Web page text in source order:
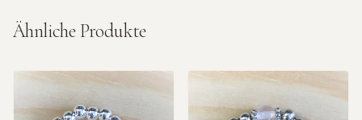
Ähnliche Produkte